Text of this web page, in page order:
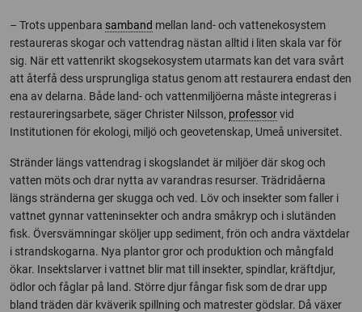
– Trots uppenbara samband mellan land- och vattenekosystem
restaureras skogar och vattendrag nästan alltid i liten skala var för
sig. När ett vattenrikt skogsekosystem utarmats kan det vara svårt
att återfå dess ursprungliga status genom att restaurera endast den
ena av delarna. Både land- och vattenmiljöerna måste integreras i
restaureringsarbete, säger Christer Nilsson, professorvid
Institutionen för ekologi, miljö och geovetenskap, Umeå universitet.
Stränder längs vattendrag i skogslandet är miljöer där skog och
vatten möts och drar nytta av varandras resurser. Trädridåerna
längs stränderna ger skugga och ved. Löv och insekter som faller i
vattnet gynnar vatteninsekter och andra småkryp och i slutänden
fisk. Översvämningar sköljer upp sediment, frön och andra växtdelar
i strandskogarna. Nya plantor gror och produktion och mångfald
ökar. Insektslarver i vattnet blir mat till insekter, spindlar, kräftdjur,
ödlor och fåglar på land. Större djur fångar fisk som de drar upp
bland träden där kväverik spillning och matrester gödslar. Då växer